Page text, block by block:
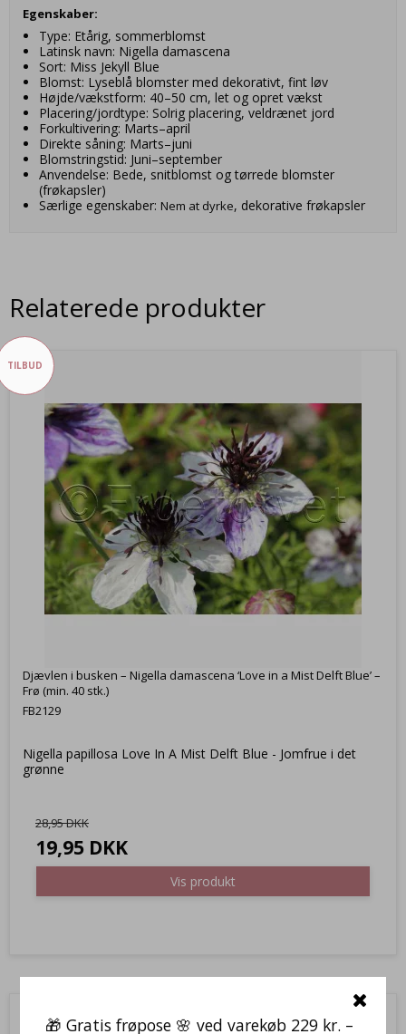
Egenskaber:
Type: Etårig, sommerblomst
Latinsk navn: Nigella damascena
Sort: Miss Jekyll Blue
Blomst: Lyseblå blomster med dekorativt, fint løv
Højde/vækstform: 40–50 cm, let og opret vækst
Placering/jordtype: Solrig placering, veldrænet jord
Forkultivering: Marts–april
Direkte såning: Marts–juni
Blomstringstid: Juni–september
Anvendelse: Bede, snitblomst og tørrede blomster
(frøkapsler)
Særlige egenskaber: Nem at dyrke, dekorative frøkapsler
Relaterede produkter
TILBUD
Djævlen i busken – Nigella damascena ‘Love in a Mist Delft Blue’ –
Frø (min. 40 stk.)
FB2129
Nigella papillosa Love In A Mist Delft Blue - Jomfrue i det
grønne
28,95 DKK
19,95 DKK
Vis produkt
🎁 Gratis frøpose 🌸 ved varekøb 229 kr. –